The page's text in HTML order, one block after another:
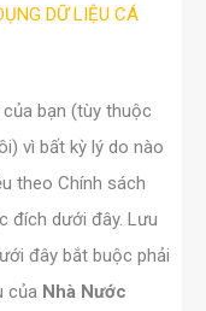
DỮ LIỆU CÁ
bạn (tùy thuộc
vì bất kỳ lý do nào
theo Chính sách
đích dưới đây. Lưu
đây bắt buộc phải
của Nhà Nước